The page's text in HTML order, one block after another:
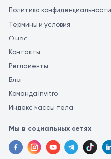
Политика конфиденциальности
Термины и условия
О нас
Контакты
Регламенты
Блог
Команда Invitro
Индекс массы тела
Мы в социальных сетях